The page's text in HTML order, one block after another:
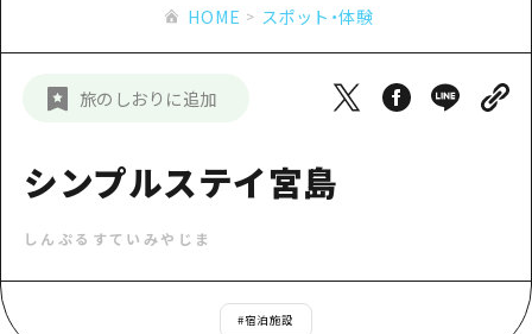
ナイトライフ
定番
備北
芸北
山口県東部
弾丸
日帰り
芸北
山口県東部
愛媛県
アクセス
お得な周遊チケット
HIROSHIMA FREE Wi-Fi
新着情報
事業者・学校関係者の皆さま
HOME スポット・体験
旅のしおりに追加
シンプルステイ宮島
しんぷるすていみやじま
#宿泊施設